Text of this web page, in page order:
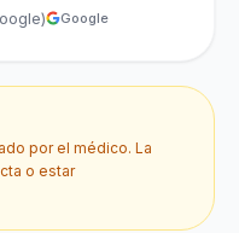
Google
por el médico. La
o estar